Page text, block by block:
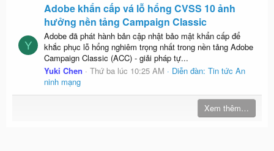
Y
Adobe khẩn cấp vá lỗ hổng CVSS 10 ảnh
hưởng nền tảng Campaign Classic
Adobe đã phát hành bản cập nhật bảo mật khẩn cấp để
khắc phục lỗ hổng nghiêm trọng nhất trong nền tảng Adobe
Campaign Classic (ACC) - giải pháp tự...
Yuki Chen
Thứ ba lúc 10:25 AM Diễn đàn: Tin tức An
ninh mạng
Xem thêm…